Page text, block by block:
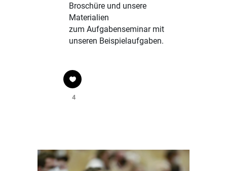
Broschüre und unsere
Materialien
zum Aufgabenseminarmit
unseren Beispielaufgaben.
4